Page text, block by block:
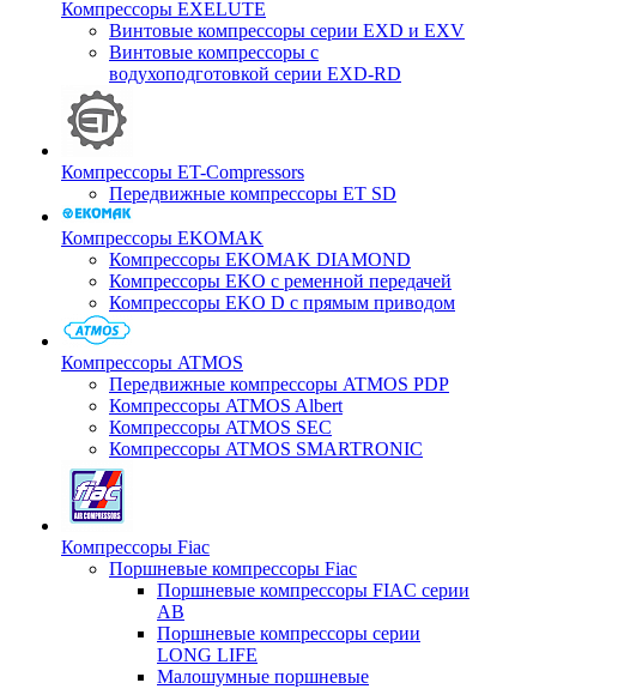
Компрессоры EXELUTE
Винтовые компрессоры серии EXD и EXV
Винтовые компрессоры с
водухоподготовкой серии EXD-RD
Компрессоры ET-Compressors
Передвижные компрессоры ET SD
Компрессоры EKOMAK
Компрессоры EKOMAK DIAMOND
Компрессоры EKO c ременной передачей
Компрессоры EKO D с прямым приводом
Компрессоры ATMOS
Передвижные компрессоры ATMOS PDP
Компрессоры ATMOS Albert
Компрессоры ATMOS SEC
Компрессоры ATMOS SMARTRONIC
Компрессоры Fiac
Поршневые компрессоры Fiac
Поршневые компрессоры FIAC серии
AB
Поршневые компрессоры серии
LONG LIFE
Малошумные поршневые